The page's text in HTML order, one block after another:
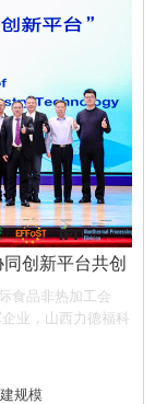
创新平台共创
食品非热加工会
业，山西力德福科
用。
规模